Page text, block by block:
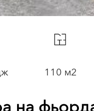
110 м2
на